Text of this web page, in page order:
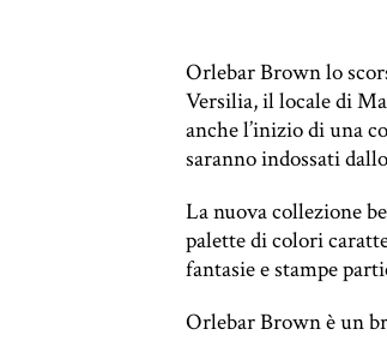
Orlebar Brown lo
Versilia, il locale di
anche l’inizio di una
saranno indossati
La nuova collezione
palette di colori
fantasie e stampe
Orlebar Brown è un